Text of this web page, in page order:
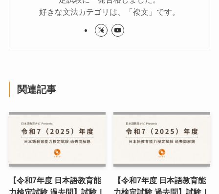
好きな文法カテゴリは、「複文」です。
関連記事
【令和7年度 日本語教育能
力検定試験 過去問】試験Ⅰ
【令和7年度 日本語教育能
力検定試験 過去問】試験Ⅰ